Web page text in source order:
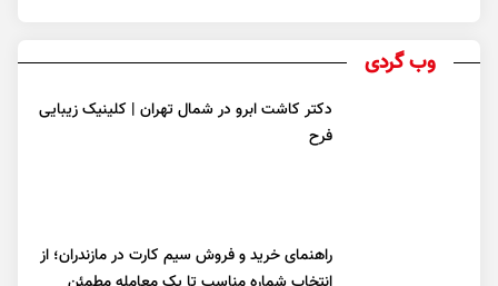
وب گردی
دکتر کاشت ابرو در شمال تهران | کلینیک زیبایی
فرح
راهنمای خرید و فروش سیم کارت در مازندران؛ از